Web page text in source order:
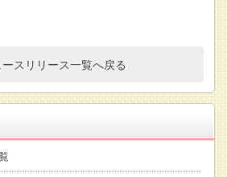
スリリース一覧へ戻る